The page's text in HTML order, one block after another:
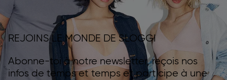
REJOINS LE MONDE DE SLOGGI
Abonne-toi à notre newsletter, reçois nos
infos de temps et temps et participe à une